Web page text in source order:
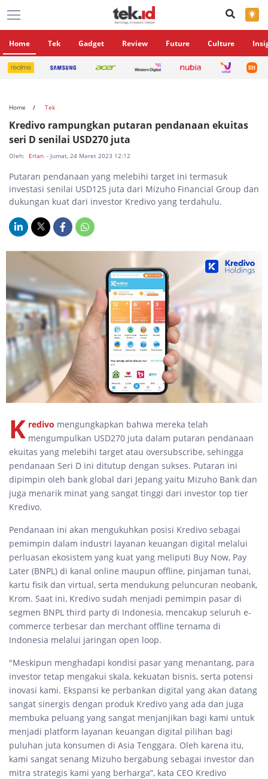
×
Home Tek Gadget Review Future Culture
Home Tek
Kredivo rampungkan putaran pendanaan ekuitas
seri D senilai USD270 juta
Oleh: Erlan - Jumat, 24 Maret 2023 12:12
Putaran pendanaan yang melebihi target ini termasuk
investasi senilai USD125 juta dari Mizuho Financial Group dan
dukungan kuat dari investor Kredivo yang terdahulu.
K redivo mengungkapkan bahwa mereka telah
mengumpulkan USD270 juta dalam putaran pendanaan
ekuitas yang melebihi target atau oversubscribe, sehingga
pendanaan Seri D ini ditutup dengan sukses. Putaran ini
dipimpin oleh bank global dari Jepang yaitu Mizuho Bank dan
juga menarik minat yang sangat tinggi dari investor top tier
Kredivo.
Pendanaan ini akan mengukuhkan posisi Kredivo sebagai
pemimpin dalam industri layanan keuangan digital melalui
perluasan ekosistem yang kuat yang meliputi Buy Now, Pay
Later (BNPL) di kanal online maupun offline, pinjaman tunai,
kartu fisik dan virtual, serta mendukung peluncuran neobank,
Krom. Saat ini, Kredivo sudah menjadi pemimpin pasar di
segmen BNPL third party di Indonesia, mencakup seluruh e-
commerce terbesar dan merchant offline ternama di
Indonesia melalui jaringan open loop.
"Meskipun menghadapi kondisi pasar yang menantang, para
investor tetap mengakui skala, kekuatan bisnis, serta potensi
inovasi kami. Ekspansi ke perbankan digital yang akan datang
sangat sinergis dengan produk Kredivo yang ada dan juga
membuka peluang yang sangat menjanjikan bagi kami untuk
menjadi platform layanan keuangan digital pilihan bagi
puluhan juta konsumen di Asia Tenggara. Oleh karena itu,
kami sangat senang Mizuho bergabung sebagai investor dan
mitra strategis kami yang berharga”, kata CEO Kredivo